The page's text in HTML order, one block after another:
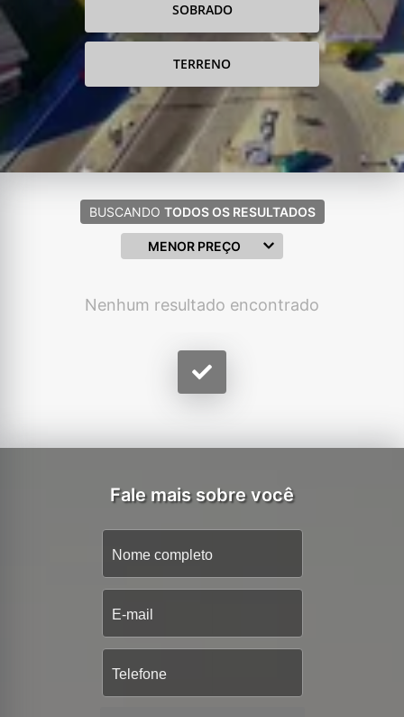
SOBRADO
TERRENO
BUSCANDO TODOS OS RESULTADOS
MENOR PREÇO
Nenhum resultado encontrado
Fale mais sobre você